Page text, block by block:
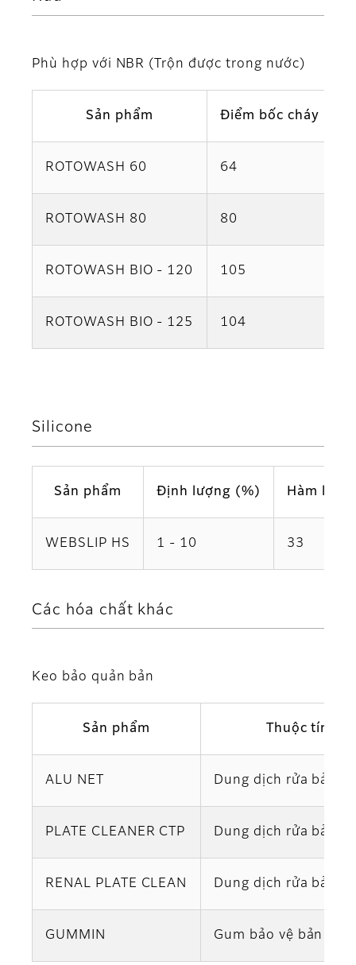
Phù hợp với NBR (Trộn được trong nước)
Sản phẩm Điểm bốc cháy (°C)
ROTOWASH 60 64
ROTOWASH 80 80
ROTOWASH BIO - 120 105
ROTOWASH BIO - 125 104
Silicone
Sản phẩm Định lượng (%) Hàm
WEBSLIP HS 1 - 10 33
Các hóa chất khác
Keo bảo quản bản
Sản phẩm Thuộc tính
ALU NET Dung dịch rửa bản -
PLATE CLEANER CTP Dung dịch rửa bản -
RENAL PLATE CLEAN Dung dịch rửa bản -
GUMMIN Gum bảo vệ bản kẽm